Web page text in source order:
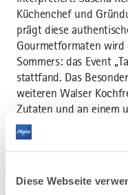
Diese Webseite
Küchenchef und
prägt diese
Gourmetformaten wird
Sommers: das Event
stattfand. Das
weiteren Walser
Zutaten und an einem
Alpe, eingerahmt von
Kleinwalsertals.
Berwangerhof: Grüne